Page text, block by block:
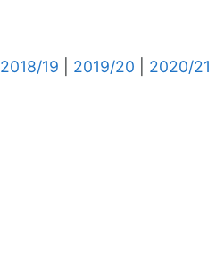
2018/19 2019/20
2020/21